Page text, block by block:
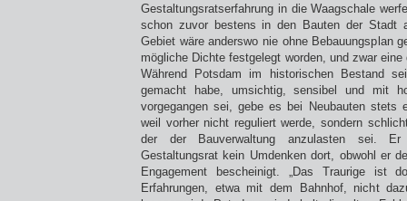
Gestaltungsratserfahrung in die Waagschale
schon zuvor bestens in den Bauten der Stadt
Gebiet wäre anderswo nie ohne Bebauungsplan
mögliche Dichte festgelegt worden, und zwar eine
Während Potsdam im historischen Bestand
gemacht habe, umsichtig, sensibel und mit
vorgegangen sei, gebe es bei Neubauten stets
weil vorher nicht reguliert werde, sondern
der der Bauverwaltung anzulasten sei.
Gestaltungsrat kein Umdenken dort, obwohl er
Engagement bescheinigt. „Das Traurige ist
Erfahrungen, etwa mit dem Bahnhof, nicht